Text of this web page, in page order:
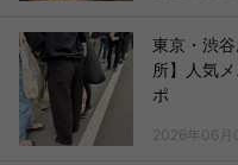
東京・渋
所】人気
ポ
2026年06月